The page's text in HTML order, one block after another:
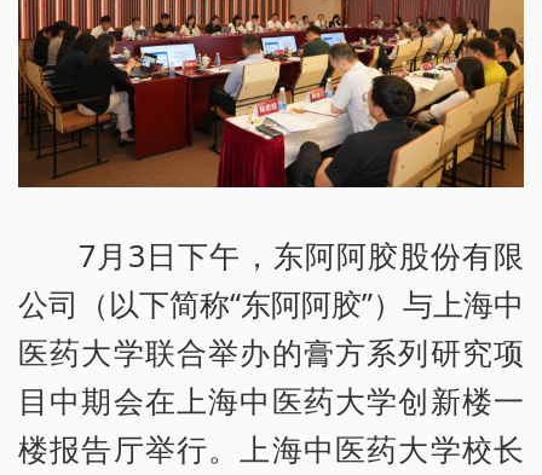
7月3日下午，东阿阿胶股份有限
公司（以下简称“东阿阿胶”）与上海中
医药大学联合举办的膏方系列研究项
目中期会在上海中医药大学创新楼一
楼报告厅举行。上海中医药大学校长